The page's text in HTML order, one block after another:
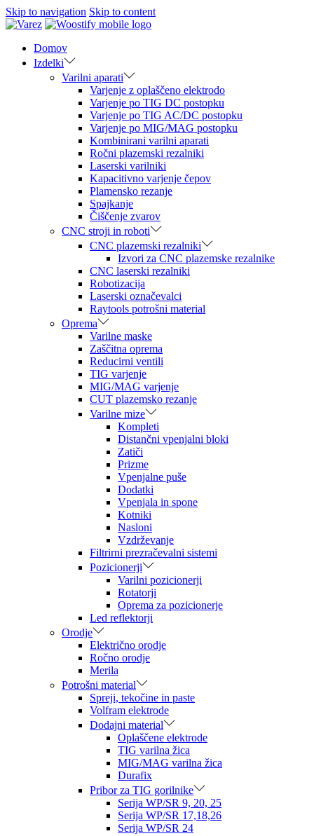
Skip to navigation Skip to content
Domov
Izdelki
Varilni aparati
Varjenje z oplaščeno elektrodo
Varjenje po TIG DC postopku
Varjenje po TIG AC/DC postopku
Varjenje po MIG/MAG postopku
Kombinirani varilni aparati
Ročni plazemski rezalniki
Laserski varilniki
Kapacitivno varjenje čepov
Plamensko rezanje
Spajkanje
Čiščenje zvarov
CNC stroji in roboti
CNC plazemski rezalniki
Izvori za CNC plazemske rezalnike
CNC laserski rezalniki
Robotizacija
Laserski označevalci
Raytools potrošni material
Oprema
Varilne maske
Zaščitna oprema
Reducirni ventili
TIG varjenje
MIG/MAG varjenje
CUT plazemsko rezanje
Varilne mize
Kompleti
Distančni vpenjalni bloki
Zatiči
Prizme
Vpenjalne puše
Dodatki
Vpenjala in spone
Kotniki
Nasloni
Vzdrževanje
Filtrirni prezračevalni sistemi
Pozicionerji
Varilni pozicionerji
Rotatorji
Oprema za pozicionerje
Led reflektorji
Orodje
Električno orodje
Ročno orodje
Merila
Potrošni material
Spreji, tekočine in paste
Volfram elektrode
Dodajni material
Oplaščene elektrode
TIG varilna žica
MIG/MAG varilna žica
Durafix
Pribor za TIG gorilnike
Serija WP/SR 9, 20, 25
Serija WP/SR 17,18,26
Serija WP/SR 24